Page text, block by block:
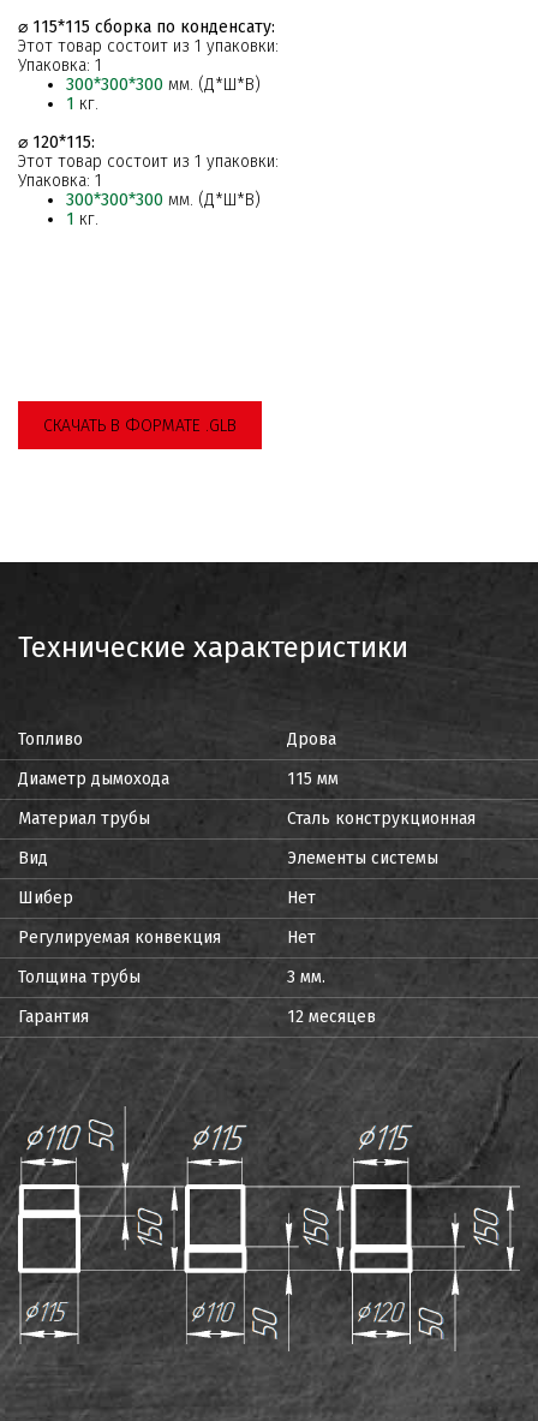
⌀ 115*115 сборка по конденсату:
Этот товар состоит из 1 упаковки:
Упаковка: 1
300*300*300 мм. (Д*Ш*В)
1 кг.
⌀ 120*115:
Этот товар состоит из 1 упаковки:
Упаковка: 1
300*300*300 мм. (Д*Ш*В)
1 кг.
СКАЧАТЬ В ФОРМАТЕ .GLB
Технические характеристики
Топливо
Дрова
Диаметр дымохода
115 мм
Материал трубы
Сталь конструкционная
Вид
Элементы системы
Шибер
Нет
Регулируемая конвекция
Нет
Толщина трубы
3 мм.
Гарантия
12 месяцев